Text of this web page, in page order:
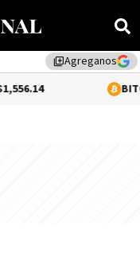
library_addAgreganos
0.31%